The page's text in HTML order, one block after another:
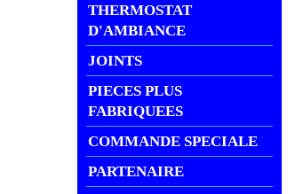
THERMOSTAT
D'AMBIANCE
JOINTS
PIECES PLUS
FABRIQUEES
COMMANDE SPECIALE
PARTENAIRE